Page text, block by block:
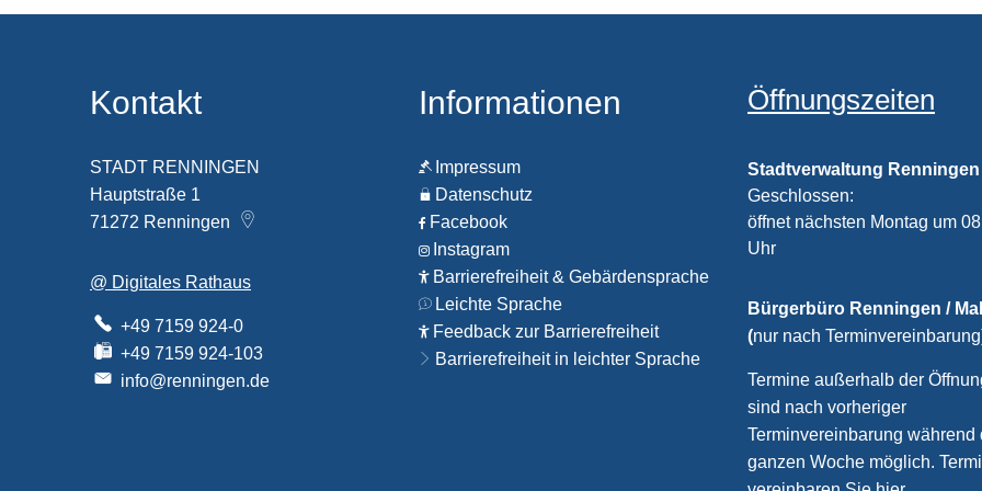
Kontakt
STADT RENNINGEN
Hauptstraße 1
71272 Renningen
@ Digitales Rathaus
+49 7159 924-0
+49 7159 924-103
info@renningen.de
Informationen
Impressum
Datenschutz
Facebook
Instagram
Barrierefreiheit & Gebärdensprache
Leichte Sprache
Feedback zur Barrierefreiheit
Barrierefreiheit in leichter Sprache
Öffnungszeiten
Stadtverwaltung Renningen
Klicken, um weitere
Geschlossen:
öffnet nächsten Montag um
Uhr
Bürgerbüro Renningen /
(nur nach
Termine außerhalb der
sind nach vorheriger
Terminvereinbarung während
ganzen Woche möglich.